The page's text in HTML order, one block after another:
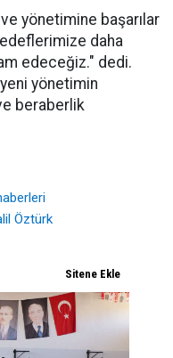
ve yönetimine başarılar
daha
edeceğiz." dedi.
yönetimin
beraberlik
Öztürk